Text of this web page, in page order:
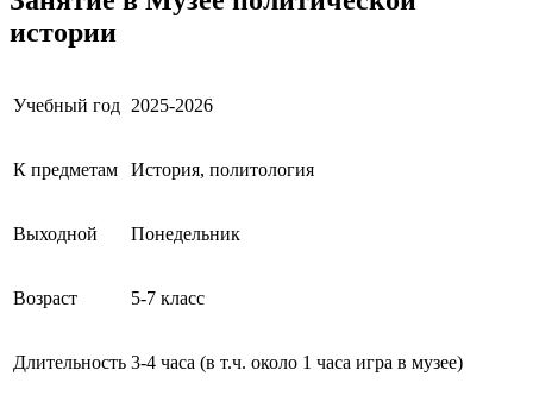
истории
Учебный год 2025-2026
К предметам История, политология
Выходной Понедельник
Возраст 5-7 класс
Длительность 3-4 часа (в т.ч. около 1 часа игра в музее)